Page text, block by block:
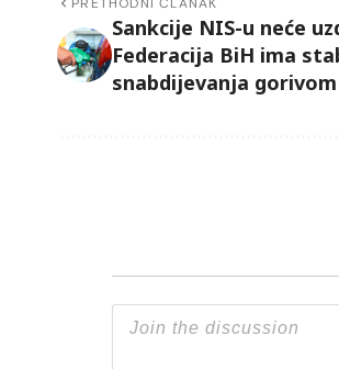
Sankcije NIS-u neće
Federacija BiH ima
snabdijevanja gorivom